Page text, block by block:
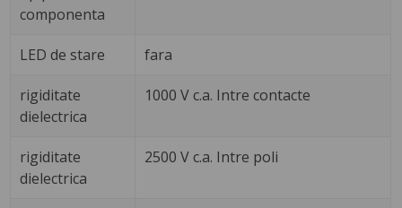
componenta
LED de stare fara
rigiditate
dielectrica
1000 V c.a. Intre contacte
rigiditate
dielectrica
2500 V c.a. Intre poli